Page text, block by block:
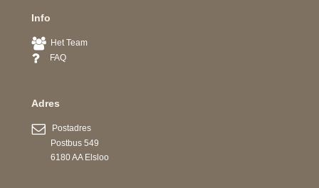
Info
Het Team
FAQ
Adres
Postadres
Postbus 549
6180 AA Elsloo